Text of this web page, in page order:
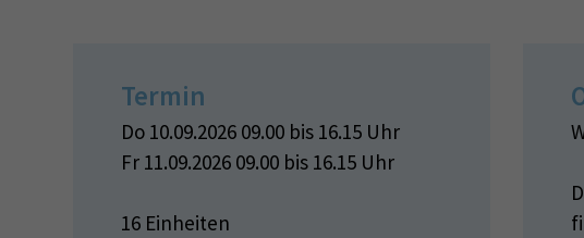
Termin
Do 10.09.2026 09.00 bis 16.15 Uhr
Fr 11.09.2026 09.00 bis 16.15 Uhr
16 Einheiten